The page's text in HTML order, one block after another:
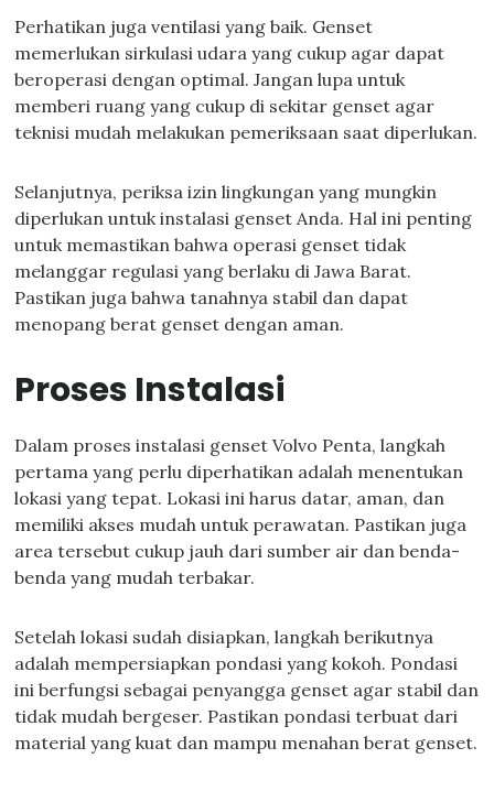
Perhatikan juga ventilasi yang baik. Genset
memerlukan sirkulasi udara yang cukup agar dapat
beroperasi dengan optimal. Jangan lupa untuk
memberi ruang yang cukup di sekitar genset agar
teknisi mudah melakukan pemeriksaan saat diperlukan.
Selanjutnya, periksa izin lingkungan yang mungkin
diperlukan untuk instalasi genset Anda. Hal ini penting
untuk memastikan bahwa operasi genset tidak
melanggar regulasi yang berlaku di Jawa Barat.
Pastikan juga bahwa tanahnya stabil dan dapat
menopang berat genset dengan aman.
Proses Instalasi
Dalam proses instalasi genset Volvo Penta, langkah
pertama yang perlu diperhatikan adalah menentukan
lokasi yang tepat. Lokasi ini harus datar, aman, dan
memiliki akses mudah untuk perawatan. Pastikan juga
area tersebut cukup jauh dari sumber air dan benda-
benda yang mudah terbakar.
Setelah lokasi sudah disiapkan, langkah berikutnya
adalah mempersiapkan pondasi yang kokoh. Pondasi
ini berfungsi sebagai penyangga genset agar stabil dan
tidak mudah bergeser. Pastikan pondasi terbuat dari
material yang kuat dan mampu menahan berat genset.